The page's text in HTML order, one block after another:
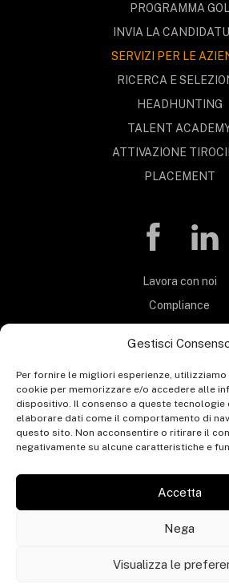
Gestisci
Per fornire le migliori esperienze,
cookie per memorizzare e/o accedere alle
dispositivo. Il consenso a queste tecnologie
elaborare dati come il comportamento di
questo sito. Non acconsentire o ritirare il
negativamente su alcune caratteristiche e
Accetta
Nega
Visualizza le
PROGRAMMA GOL
INVIA LA
SERVIZI PER LE
RICERCA E
HEADHUNTING
TALENT
ATTIVAZIONE
PLACEMENT
Lavora con noi
Compliance
Carta Servizi
MOG 231
Codice etico
Whistleblowing
Segnalazione
Contatti